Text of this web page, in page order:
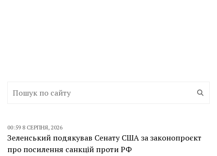
00:59 8 СЕРПНЯ, 2026
Зеленський подякував Сенату США за законопроєкт
про посилення санкцій проти РФ